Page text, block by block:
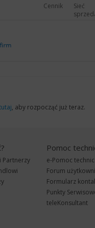
Cennik
Sieć
, aby rozpocząć już teraz.
Partnerzy
Pomoc
e-Pomoc
Forum
Formularz
Punkty
teleKonsultant